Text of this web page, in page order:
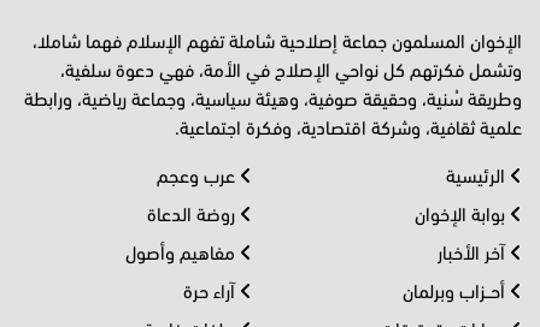
الإخوان المسلمون جماعة إصلاحية شاملة تفهم الإسلام فهما شاملا،
وتشمل فكرتهم كل نواحي الإصلاح في الأمة، فهي دعوة سلفية،
وطريقة سُنية، وحقيقة صوفية، وهيئة سياسية، وجماعة رياضية، ورابطة
علمية ثقافية، وشركة اقتصادية، وفكرة اجتماعية.
الرئيسية
بوابة الإخوان
آخر الأخبار
أحــزاب وبرلمان
عرب وعجم
روضة الدعاة
مفاهيم وأصول
آراء حرة